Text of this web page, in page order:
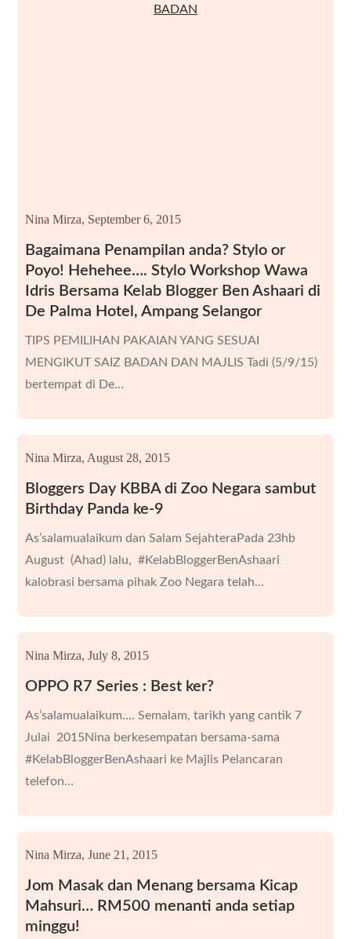
Bagaimana Penampilan anda? Stylo or
Poyo! Hehehee…. Stylo Workshop Wawa
Idris Bersama Kelab Blogger Ben Ashaari di
De Palma Hotel, Ampang Selangor
Nina Mirza, September 6, 2015
TIPS PEMILIHAN PAKAIAN YANG SESUAI
MENGIKUT SAIZ BADAN DAN MAJLIS Tadi (5/9/15)
bertempat di De…
Bloggers Day KBBA di Zoo Negara sambut
Birthday Panda ke-9
Nina Mirza, August 28, 2015
As’salamualaikum dan Salam SejahteraPada 23hb
August (Ahad) lalu, #KelabBloggerBenAshaari
kalobrasi bersama pihak Zoo Negara telah…
OPPO R7 Series : Best ker?
Nina Mirza, July 8, 2015
As’salamualaikum…. Semalam, tarikh yang cantik 7
Julai 2015Nina berkesempatan bersama-sama
#KelabBloggerBenAshaari ke Majlis Pelancaran
telefon…
Jom Masak dan Menang bersama Kicap
Mahsuri… RM500 menanti anda setiap
minggu!
Nina Mirza, June 21, 2015